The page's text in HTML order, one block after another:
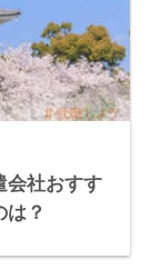
会社おすす
？